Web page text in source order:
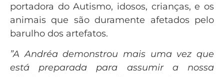
portadora do Autismo, idosos, crianças, e os
animais que são duramente afetados pelo
barulho dos artefatos.
”A Andréa demonstrou mais uma vez que
está preparada para assumir a nossa